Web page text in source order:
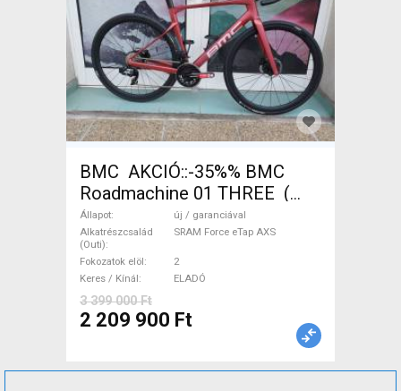
BMC AKCIÓ::-35%% BMC
Roadmachine 01 THREE (
54) Országúti SRAM Force
eTap AXS tárcsafék új /
garanciával ELADÓ
Állapot
új / garanciával
Alkatrészcsalád
(Outi)
SRAM Force eTap AXS
Fokozatok elöl
2
Keres / Kínál
ELADÓ
3 399 000 Ft
2 209 900 Ft